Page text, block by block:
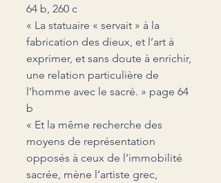
64 b, 260 c
« La statuaire « servait » à la
fabrication des dieux, et l’art à
exprimer, et sans doute à enrichir,
une relation particulière de
l’homme avec le sacré. » page 64
b
« Et la même recherche des
moyens de représentation
opposés à ceux de l’immobilité
sacrée, mène l’artiste grec,